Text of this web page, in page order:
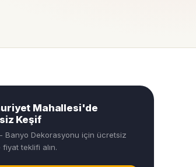
Mahallesi'de
Keşif
Banyo Dekorasyonu için ücretsiz
teklifi alın.